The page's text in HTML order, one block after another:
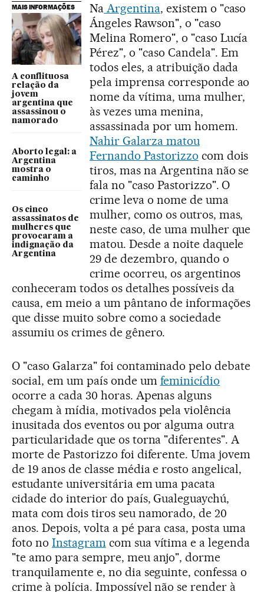
MAIS INFORMAÇÕES
A conflituosa
relação da
jovem
argentina que
assassinou o
namorado
Aborto legal: a
Argentina
mostra o
caminho
Os cinco
assassinatos de
mulheres que
provocaram a
indignação da
Argentina
NaArgentina, existem o "caso
Ángeles Rawson", o "caso
Melina Romero", o "caso Lucía
Pérez", o "caso Candela". Em
todos eles, a atribuição dada
pela imprensa corresponde ao
nome da vítima, uma mulher,
às vezes uma menina,
assassinada por um homem.
Nahir Galarza matou
Fernando Pastorizzo com dois
tiros, mas na Argentina não se
fala no "caso Pastorizzo". O
crime leva o nome de uma
mulher, como os outros, mas,
neste caso, de uma mulher que
matou. Desde a noite daquele
29 de dezembro, quando o
crime ocorreu, os argentinos
conheceram todos os detalhes possíveis da
causa, em meio a um pântano de informações
que disse muito sobre como a sociedade
assumiu os crimes de gênero.
O "caso Galarza" foi contaminado pelo debate
social, em um país onde um feminicídio
ocorre a cada 30 horas. Apenas alguns
chegam à mídia, motivados pela violência
inusitada dos eventos ou por alguma outra
particularidade que os torna "diferentes". A
morte de Pastorizzo foi diferente. Uma jovem
de 19 anos de classe média e rosto angelical,
estudante universitária em uma pacata
cidade do interior do país, Gualeguaychú,
mata com dois tiros seu namorado, de 20
anos. Depois, volta a pé para casa, posta uma
foto no Instagram com sua vítima e a legenda
"te amo para sempre, meu anjo", dorme
tranquilamente e, no dia seguinte, confessa o
crime à polícia. Impossível não se render à